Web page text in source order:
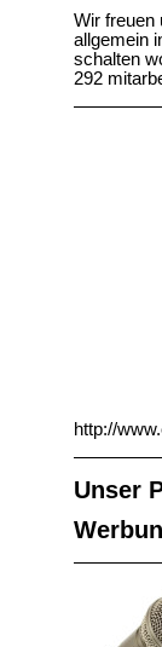
Wir freuen
allgemein
schalten
292
http://
Unser